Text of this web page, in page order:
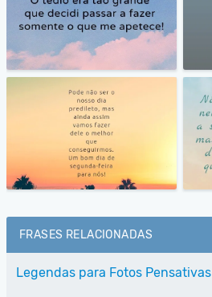
FRASES RELACIONADAS
Legendas para Fotos Pensativas